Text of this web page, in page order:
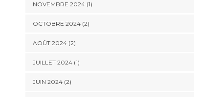
NOVEMBRE 2024(1)
OCTOBRE 2024(2)
AOÛT 2024(2)
JUILLET 2024(1)
JUIN 2024(2)